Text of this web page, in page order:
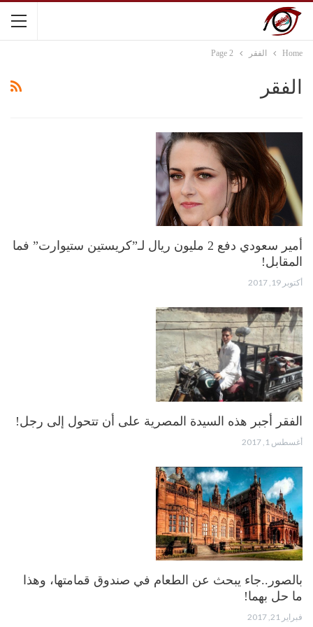
Home الفقر Page 2
الفقر
أمير سعودي دفع 2 مليون ريال لـ”كريستين ستيوارت” فما
المقابل!
أكتوبر 19, 2017
الفقر أجبر هذه السيدة المصرية على أن تتحول إلى رجل!
أغسطس 1, 2017
بالصور..جاء يبحث عن الطعام في صندوق قمامتها، وهذا
ما حل بهما!
فبراير 21, 2017